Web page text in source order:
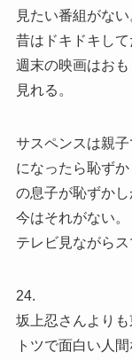
見たい番組がない
昔はドキドキして
週末の映画はお
見れる。
サスペンスは親
になったら恥ず
の息子が恥ずかし
今はそれがない。
テレビ見ながら
24.
坂上忍さんより
トツで面白い人